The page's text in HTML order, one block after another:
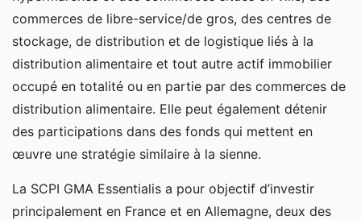
commerces de libre-service/de gros, des centres de
stockage, de distribution et de logistique liés à la
distribution alimentaire et tout autre actif immobilier
occupé en totalité ou en partie par des commerces de
distribution alimentaire. Elle peut également détenir
des participations dans des fonds qui mettent en
œuvre une stratégie similaire à la sienne.
La SCPI GMA Essentialis a pour objectif d’investir
principalement en France et en Allemagne, deux des